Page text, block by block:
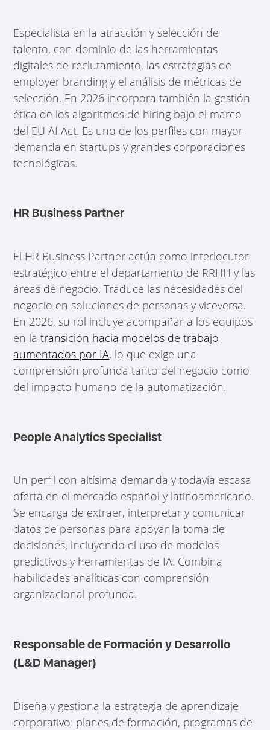
Especialista en la atracción y selección de
talento, con dominio de las herramientas
digitales de reclutamiento, las estrategias de
employer branding y el análisis de métricas de
selección. En 2026 incorpora también la gestión
ética de los algoritmos de hiring bajo el marco
del EU AI Act. Es uno de los perfiles con mayor
demanda en startups y grandes corporaciones
tecnológicas.
HR Business Partner
El HR Business Partner actúa como interlocutor
estratégico entre el departamento de RRHH y las
áreas de negocio. Traduce las necesidades del
negocio en soluciones de personas y viceversa.
En 2026, su rol incluye acompañar a los equipos
en latransición hacia modelos de trabajo
aumentados por IA, lo que exige una
comprensión profunda tanto del negocio como
del impacto humano de la automatización.
People Analytics Specialist
Un perfil con altísima demanda y todavía escasa
oferta en el mercado español y latinoamericano.
Se encarga de extraer, interpretar y comunicar
datos de personas para apoyar la toma de
decisiones, incluyendo el uso de modelos
predictivos y herramientas de IA. Combina
habilidades analíticas con comprensión
organizacional profunda.
Responsable de Formación y Desarrollo
(L&D Manager)
Diseña y gestiona la estrategia de aprendizaje
corporativo: planes de formación, programas de